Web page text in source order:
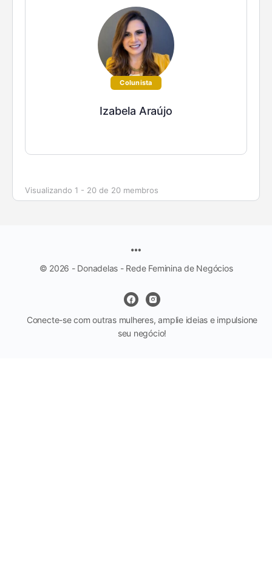
Colunista
Izabela Araújo
Visualizando 1 - 20 de 20 membros
© 2026 - Donadelas - Rede Feminina de Negócios
Conecte-se com outras mulheres, amplie ideias e impulsione
seu negócio!